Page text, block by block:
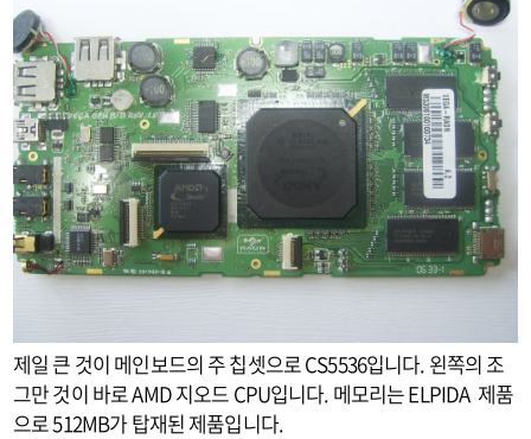
제일 큰 것이 메인보드의 주 칩셋으로 CS5536입니다. 왼쪽의 조
그만 것이 바로 AMD 지오드 CPU입니다. 메모리는 ELPIDA 제품
으로 512MB가 탑재된 제품입니다.